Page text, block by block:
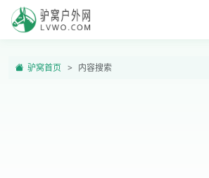
驴窝首页 内容搜索